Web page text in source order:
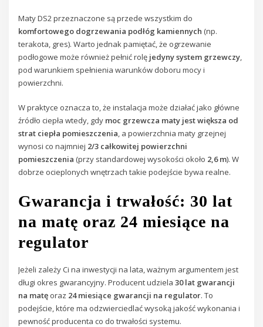
Maty DS2 przeznaczone są przede wszystkim do
komfortowego dogrzewania podłóg kamiennych (np.
terakota, gres). Warto jednak pamiętać, że ogrzewanie
podłogowe może również pełnić rolę jedyny system grzewczy,
pod warunkiem spełnienia warunków doboru mocy i
powierzchni.
W praktyce oznacza to, że instalacja może działać jako główne
źródło ciepła wtedy, gdy moc grzewcza maty jest większa od
strat ciepła pomieszczenia, a powierzchnia maty grzejnej
wynosi co najmniej 2/3 całkowitej powierzchni
pomieszczenia (przy standardowej wysokości około 2,6 m). W
dobrze ocieplonych wnętrzach takie podejście bywa realne.
Gwarancja i trwałość: 30 lat
na matę oraz 24 miesiące na
regulator
Jeżeli zależy Ci na inwestycji na lata, ważnym argumentem jest
długi okres gwarancyjny. Producent udziela30 lat gwarancji
na matę oraz 24 miesiące gwarancji na regulator. To
podejście, które ma odzwierciedlać wysoką jakość wykonania i
pewność producenta co do trwałości systemu.